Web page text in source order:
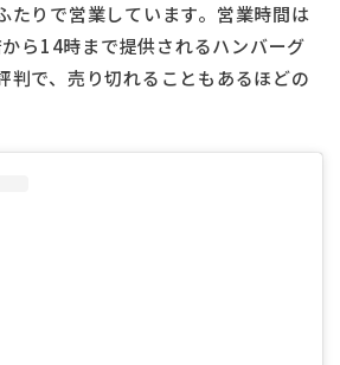
たりで営業しています。営業時間は
ら14時まで提供されるハンバーグ
判で、売り切れることもあるほどの